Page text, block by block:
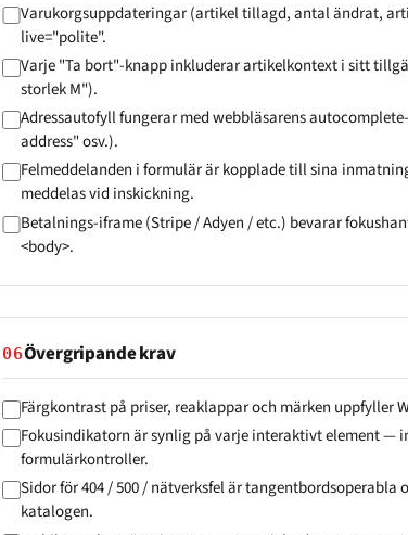
Varukorgsuppdateringar (artikel tillagd, antal ändrat,
live="polite".
Varje "Ta bort"-knapp inkluderar artikelkontext i sitt
storlek M").
Adressautofyll fungerar med webbläsarens
address" osv.).
Felmeddelanden i formulär är kopplade till sina
meddelas vid inskickning.
Betalnings-iframe (Stripe / Adyen / etc.) bevarar
<body>.
06Övergripande krav
Färgkontrast på priser, reaklappar och märken uppfyller
Fokusindikatorn är synlig på varje interaktivt element —
formulärkontroller.
Sidor för 404 / 500 / nätverksfel är
katalogen.